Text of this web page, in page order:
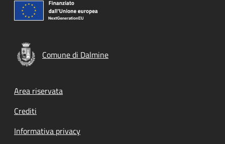
Comune di Dalmine
Footer menu
Area riservata
Crediti
Informativa privacy